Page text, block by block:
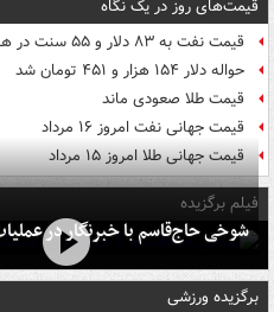
قیمت‌های روز در یک نگاه
قیمت نفت به ۸۳ دلار و ۵۵ سنت در هر بشکه رسید
حواله دلار ۱۵۴ هزار و ۴۵۱ تومان شد
قیمت طلا صعودی ماند
قیمت جهانی نفت امروز ۱۶ مرداد
قیمت جهانی طلا امروز ۱۵ مرداد
فیلم برگزیده
شوخی حاج‌قاسم با خبرنگار در
برگزیده ورزشی